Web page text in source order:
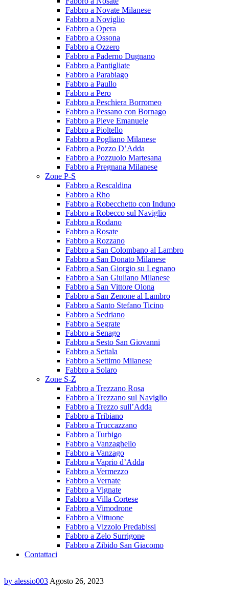
Fabbro a Novate Milanese
Fabbro a Noviglio
Fabbro a Opera
Fabbro a Ossona
Fabbro a Ozzero
Fabbro a Paderno Dugnano
Fabbro a Pantigliate
Fabbro a Parabiago
Fabbro a Paullo
Fabbro a Pero
Fabbro a Peschiera Borromeo
Fabbro a Pessano con Bornago
Fabbro a Pieve Emanuele
Fabbro a Pioltello
Fabbro a Pogliano Milanese
Fabbro a Pozzo D’Adda
Fabbro a Pozzuolo Martesana
Fabbro a Pregnana Milanese
Zone P-S
Fabbro a Rescaldina
Fabbro a Rho
Fabbro a Robecchetto con Induno
Fabbro a Robecco sul Naviglio
Fabbro a Rodano
Fabbro a Rosate
Fabbro a Rozzano
Fabbro a San Colombano al Lambro
Fabbro a San Donato Milanese
Fabbro a San Giorgio su Legnano
Fabbro a San Giuliano Milanese
Fabbro a San Vittore Olona
Fabbro a San Zenone al Lambro
Fabbro a Santo Stefano Ticino
Fabbro a Sedriano
Fabbro a Segrate
Fabbro a Senago
Fabbro a Sesto San Giovanni
Fabbro a Settala
Fabbro a Settimo Milanese
Fabbro a Solaro
Zone S-Z
Fabbro a Trezzano Rosa
Fabbro a Trezzano sul Naviglio
Fabbro a Trezzo sull’Adda
Fabbro a Tribiano
Fabbro a Truccazzano
Fabbro a Turbigo
Fabbro a Vanzaghello
Fabbro a Vanzago
Fabbro a Vaprio d’Adda
Fabbro a Vermezzo
Fabbro a Vernate
Fabbro a Vignate
Fabbro a Villa Cortese
Fabbro a Vimodrone
Fabbro a Vittuone
Fabbro a Vizzolo Predabissi
Fabbro a Zelo Surrigone
Fabbro a Zibido San Giacomo
Contattaci
by alessio003 Agosto 26, 2023